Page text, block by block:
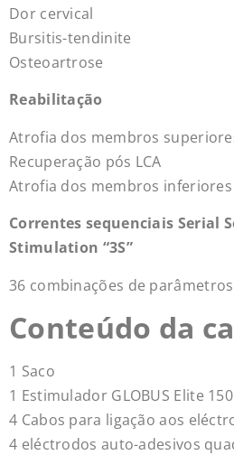
Dor cervical
Bursitis-tendinite
Osteoartrose
Reabilitação
Atrofia dos membros
Recuperação pós LCA
Atrofia dos membros inferiores
Correntes sequenciais Serial
Stimulation “3S”
36 combinações de parâmetros
Conteúdo da
1 Saco
1 Estimulador GLOBUS Elite 150
4 Cabos para ligação aos
4 eléctrodos auto-adesivos